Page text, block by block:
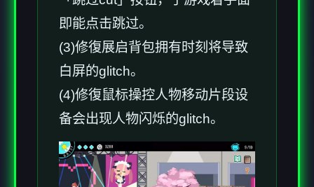
即能点击跳过。
(3)修復展启背包拥有时刻将导致
白屏的glitch。
(4)修復鼠标操控人物移动片段设
备会出现人物闪烁的glitch。